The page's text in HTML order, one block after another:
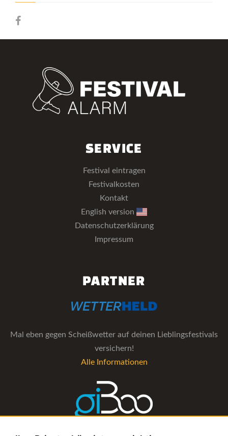
SERVICE
Festival eintragen
Festivalkosten
Kontakt
English version
Datenschutzerklärung
Impressum
PARTNER
Mal eben gegen Scheißwetter auf deinen Lieblingsfestivals
versichern!
Alle Informationen